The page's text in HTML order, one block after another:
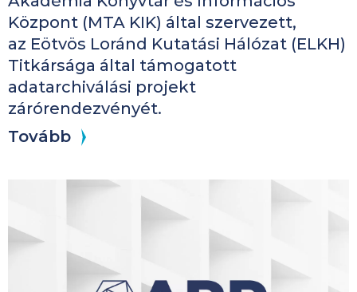
Központ (MTA KIK) által szervezett,
az Eötvös Loránd Kutatási Hálózat (ELKH)
Titkársága által támogatott
adatarchiválási projekt
zárórendezvényét.
Tovább